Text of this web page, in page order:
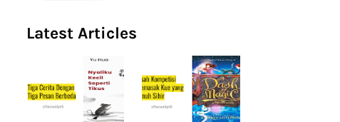
Latest Articles